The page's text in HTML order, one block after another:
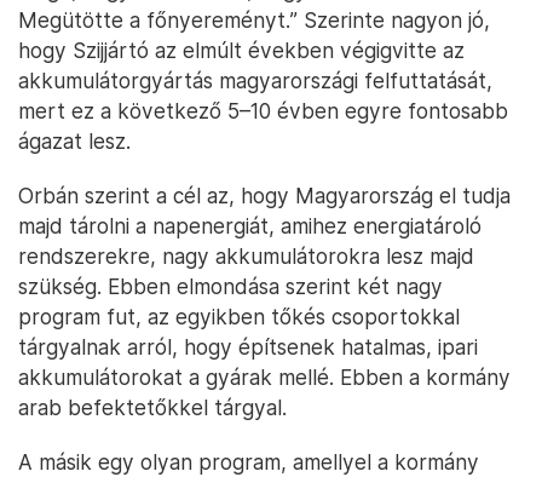
Megütötte a főnyereményt.” Szerinte nagyon jó,
hogy Szijjártó az elmúlt években végigvitte az
akkumulátorgyártás magyarországi felfuttatását,
mert ez a következő 5–10 évben egyre fontosabb
ágazat lesz.
Orbán szerint a cél az, hogy Magyarország el tudja
majd tárolni a napenergiát, amihez energiatároló
rendszerekre, nagy akkumulátorokra lesz majd
szükség. Ebben elmondása szerint két nagy
program fut, az egyikben tőkés csoportokkal
tárgyalnak arról, hogy építsenek hatalmas, ipari
akkumulátorokat a gyárak mellé. Ebben a kormány
arab befektetőkkel tárgyal.
A másik egy olyan program, amellyel a kormány